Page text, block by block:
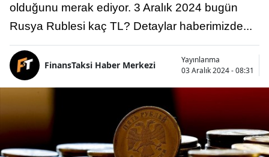
olduğunu merak ediyor. 3 Aralık 2024 bugün
Rusya Rublesi kaç TL? Detaylar haberimizde...
FinansTaksi Haber Merkezi
Yayınlanma
03 Aralık 2024 - 08:31